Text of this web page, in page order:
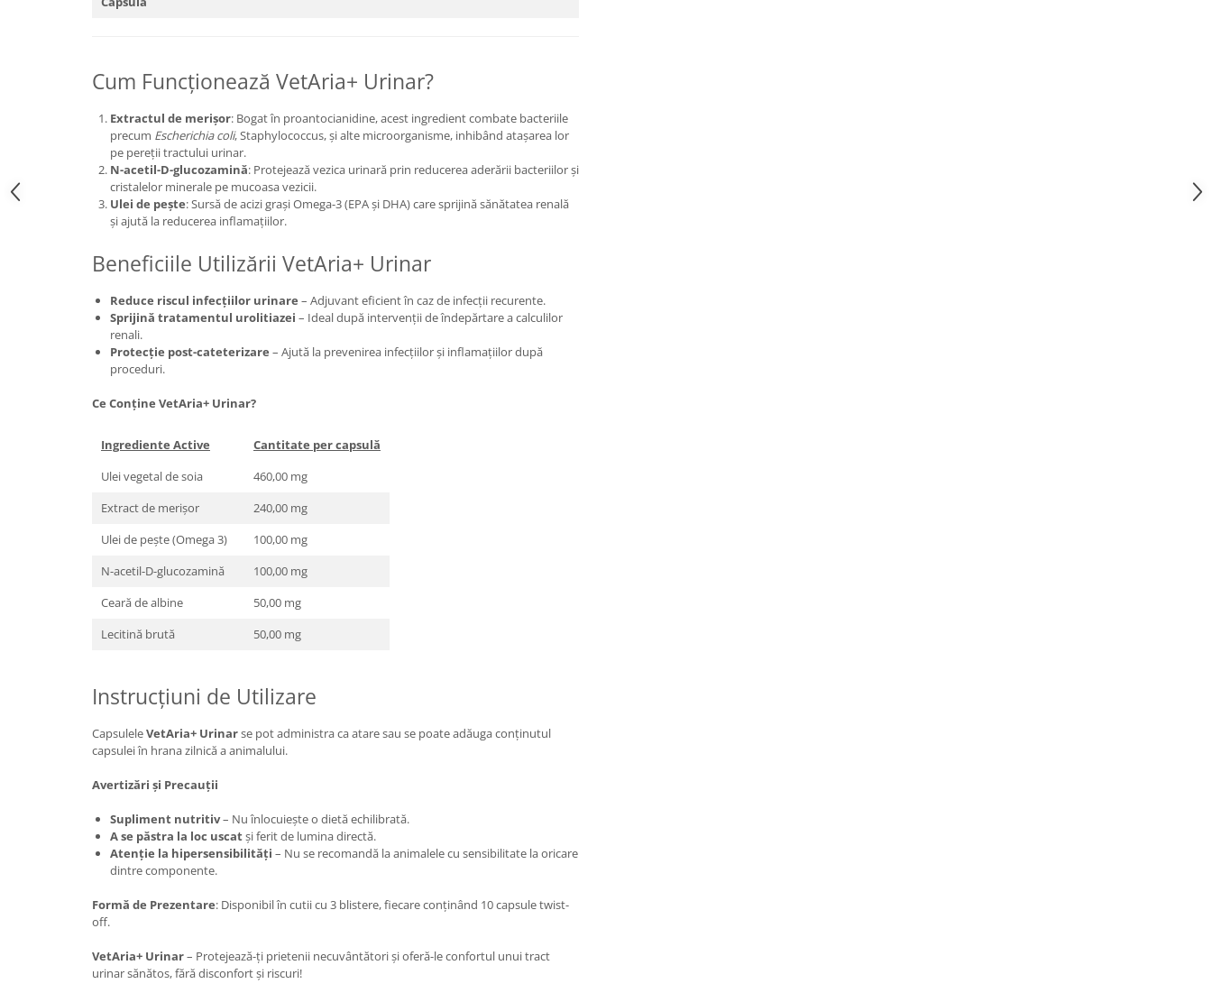
Cum Funcționează VetAria+ Urinar?
Extractul de merișor: Bogat în proantocianidine, acest ingredient combate bacteriile
precum Escherichia coli, Staphylococcus, și alte microorganisme, inhibând atașarea lor
pe pereții tractului urinar.
N-acetil-D-glucozamină: Protejează vezica urinară prin reducerea aderării bacteriilor și
cristalelor minerale pe mucoasa vezicii.
Ulei de pește: Sursă de acizi grași Omega-3 (EPA și DHA) care sprijină sănătatea renală
și ajută la reducerea inflamațiilor.
Beneficiile Utilizării VetAria+ Urinar
Reduce riscul infecțiilor urinare – Adjuvant eficient în caz de infecții recurente.
Sprijină tratamentul urolitiazei – Ideal după intervenții de îndepărtare a calculilor
renali.
Protecție post-cateterizare – Ajută la prevenirea infecțiilor și inflamațiilor după
proceduri.
Ce Conține VetAria+ Urinar?
Ingrediente Active
Cantitate per capsulă
Ulei vegetal de soia
460,00 mg
Extract de merișor
240,00 mg
Ulei de pește (Omega 3)
100,00 mg
N-acetil-D-glucozamină
100,00 mg
Ceară de albine
50,00 mg
Lecitină brută
50,00 mg
Instrucțiuni de Utilizare
CapsuleleVetAria+ Urinarse pot administra ca atare sau se poate adăuga conținutul
capsulei în hrana zilnică a animalului.
Avertizări și Precauții
Supliment nutritiv– Nu înlocuiește o dietă echilibrată.
A se păstra la loc uscatși ferit de lumina directă.
Atenție la hipersensibilități – Nu se recomandă la animalele cu sensibilitate la oricare
dintre componente.
Formă de Prezentare: Disponibil în cutii cu 3 blistere, fiecare conținând 10 capsule twist-
off.
VetAria+ Urinar– Protejează-ți prietenii necuvântători și oferă-le confortul unui tract
urinar sănătos, fără disconfort și riscuri!